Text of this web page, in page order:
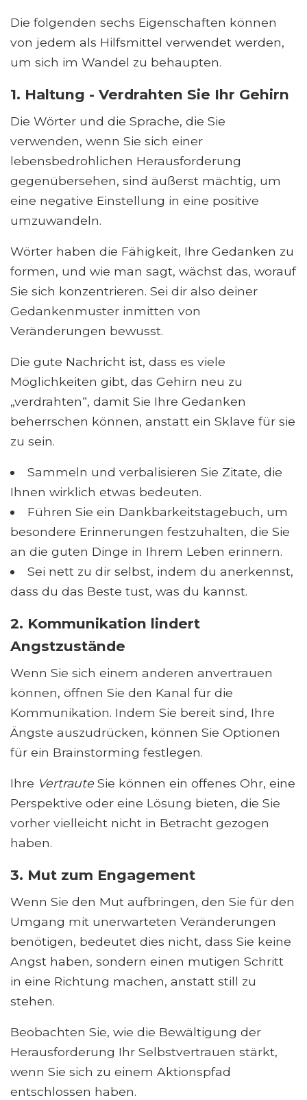
Die folgenden sechs Eigenschaften können
von jedem als Hilfsmittel verwendet werden,
um sich im Wandel zu behaupten.
1. Haltung - Verdrahten Sie Ihr Gehirn
Die Wörter und die Sprache, die Sie
verwenden, wenn Sie sich einer
lebensbedrohlichen Herausforderung
gegenübersehen, sind äußerst mächtig, um
eine negative Einstellung in eine positive
umzuwandeln.
Wörter haben die Fähigkeit, Ihre Gedanken zu
formen, und wie man sagt, wächst das, worauf
Sie sich konzentrieren. Sei dir also deiner
Gedankenmuster inmitten von
Veränderungen bewusst.
Die gute Nachricht ist, dass es viele
Möglichkeiten gibt, das Gehirn neu zu
„verdrahten“, damit Sie Ihre Gedanken
beherrschen können, anstatt ein Sklave für sie
zu sein.
Sammeln und verbalisieren Sie Zitate, die
Ihnen wirklich etwas bedeuten.
Führen Sie ein Dankbarkeitstagebuch, um
besondere Erinnerungen festzuhalten, die Sie
an die guten Dinge in Ihrem Leben erinnern.
Sei nett zu dir selbst, indem du anerkennst,
dass du das Beste tust, was du kannst.
2. Kommunikation lindert
Angstzustände
Wenn Sie sich einem anderen anvertrauen
können, öffnen Sie den Kanal für die
Kommunikation. Indem Sie bereit sind, Ihre
Ängste auszudrücken, können Sie Optionen
für ein Brainstorming festlegen.
Ihre Vertraute Sie können ein offenes Ohr, eine
Perspektive oder eine Lösung bieten, die Sie
vorher vielleicht nicht in Betracht gezogen
haben.
3. Mut zum Engagement
Wenn Sie den Mut aufbringen, den Sie für den
Umgang mit unerwarteten Veränderungen
benötigen, bedeutet dies nicht, dass Sie keine
Angst haben, sondern einen mutigen Schritt
in eine Richtung machen, anstatt still zu
stehen.
Beobachten Sie, wie die Bewältigung der
Herausforderung Ihr Selbstvertrauen stärkt,
wenn Sie sich zu einem Aktionspfad
entschlossen haben.